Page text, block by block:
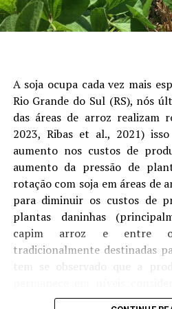
Mais informações: https://
RELATED TOPICS:
UP NEXT
Em setembro, IBGE prevê safra
toneladas para 2025 – MAIS
DON'T MISS
Previsão do tempo de 13/out a
Metade Sul do RS – MAIS SOJA
logísticas exerceram papel
cotações estaduais, reduzindo
Outro ponto de
comercialização da safra. Na
73% da produção estimada,
percentuais em julho.
ligeiramente abaixo do
ritmo foi impulsionado pela
longo do mês.
No milho, a
produção estimada, avanço
em relação ao mês anterior.
perspectivas para o mercado
A soja ocupa cada vez mais
Rio Grande do Sul (RS), nós
das áreas de arroz realizam
2023, Ribas et al., 2021)
aumento nos custos de
aumento da pressão de
rotação com soja em áreas de
para diminuir os custos de
plantas daninhas
capim arroz e entre
tradicionalmente destinadas
tem se observado que a
ton ha-1), sendo tanto